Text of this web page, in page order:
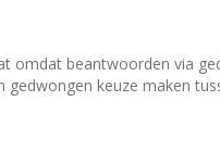
omdat beantwoorden via
keuze maken